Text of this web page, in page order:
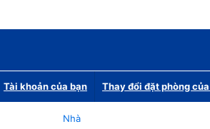
Tài khoản của bạn Thay đổi đặt phòng
Nhà